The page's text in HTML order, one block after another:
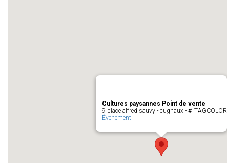
Cultures paysannes Point de vente
9 place alfred sauvy - cugnaux - #_TAGCOLOR
Évènement